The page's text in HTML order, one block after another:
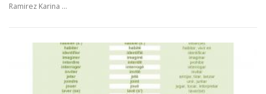
Ramirez Karina …